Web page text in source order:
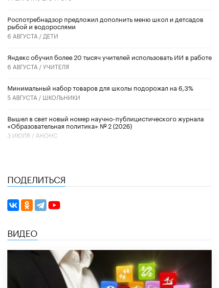
Роспотребнадзор предложил дополнить меню школ и детсадов
рыбой и водорослями
6 АВГУСТА / ДЕТИ
​Яндекс обучил более 20 тысяч учителей использовать ИИ в работе
6 АВГУСТА /УЧИТЕЛЯ
Минимальный набор товаров для школы подорожал на 6,3%
5 АВГУСТА / ШКОЛЬНИКИ
Вышел в свет новый номер научно-публицистического журнала
«Образовательная политика» № 2 (2026)
3 ИЮЛЯ / АНОНС
ПОДЕЛИТЬСЯ
ВИДЕО